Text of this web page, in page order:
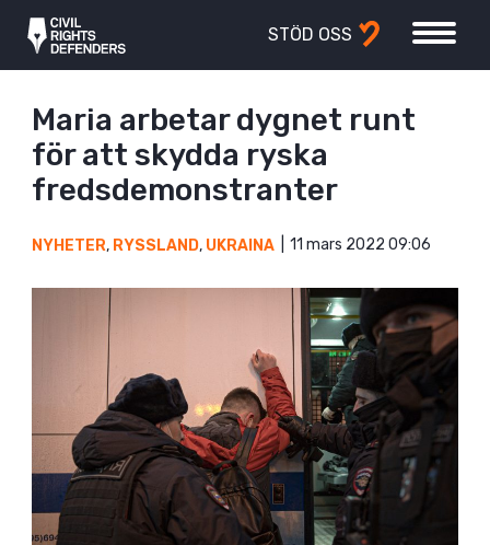
STÖD OSS
Maria arbetar dygnet runt
för att skydda ryska
fredsdemonstranter
NYHETER, RYSSLAND, UKRAINA 11 mars 2022 09:06